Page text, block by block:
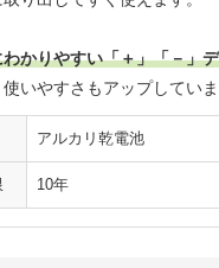
かりやすい「＋」「－」
いやすさもアップしていま
アルカリ乾電池
10年